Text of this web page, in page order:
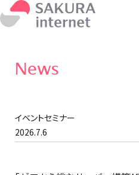
News
イベントセミナー
2026.7.6